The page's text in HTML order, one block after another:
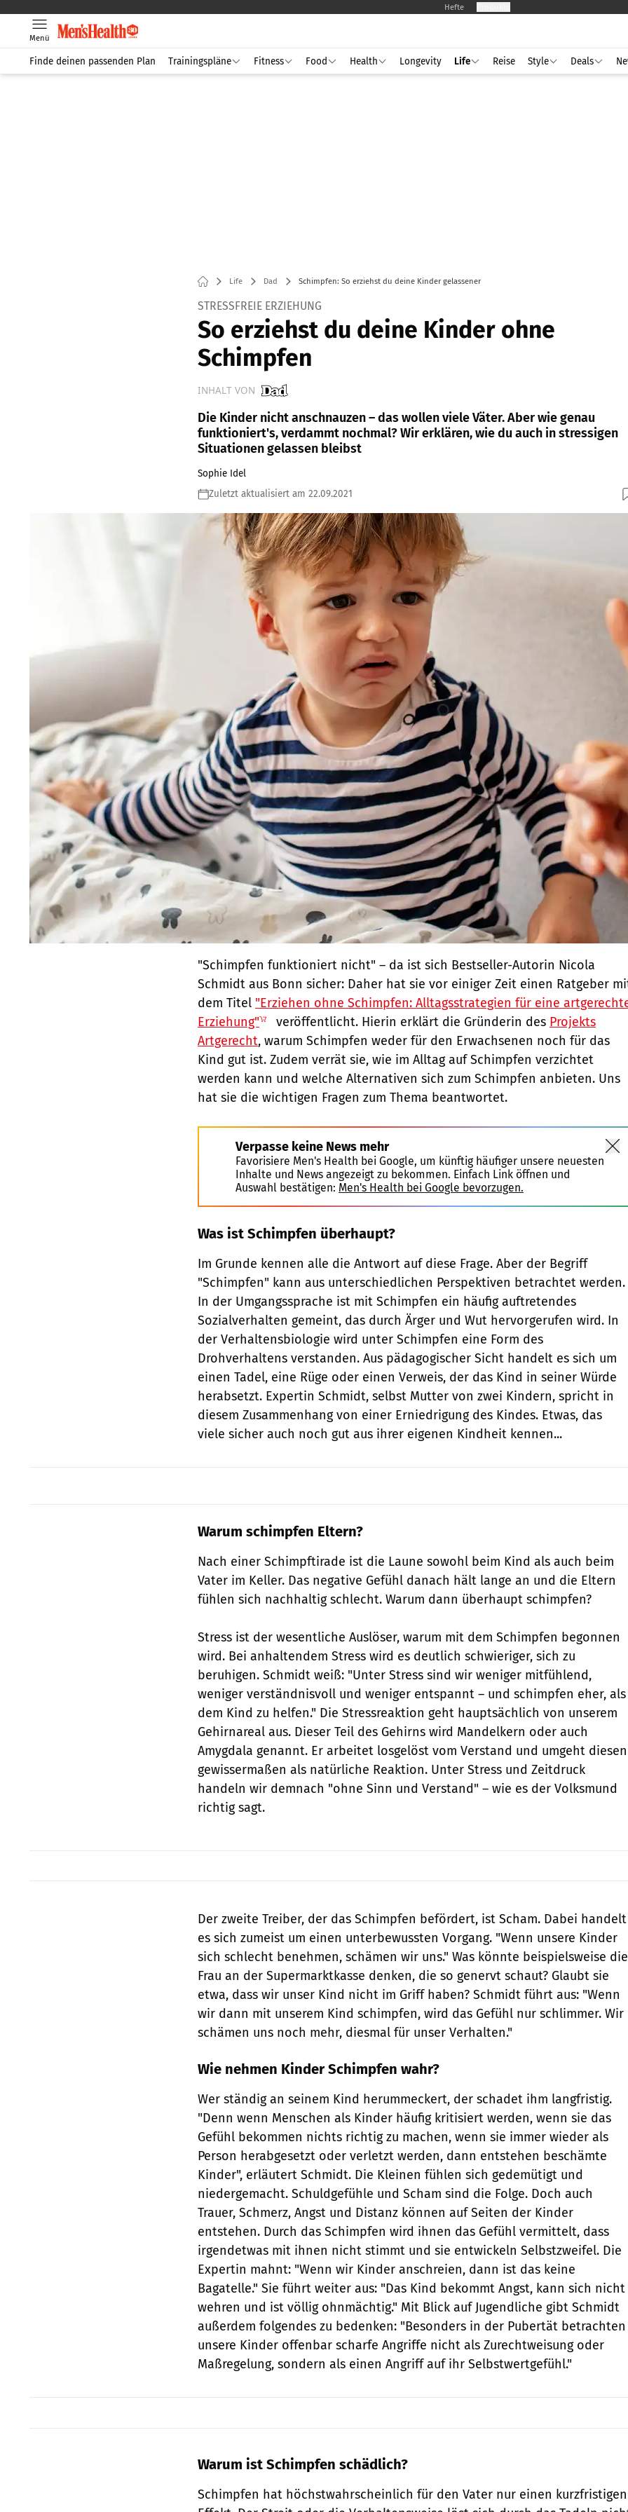
Hefte
Menü
Finde deinen passenden Plan Trainingspläne Fitness Food Health Longevity Life Reise Style Deals
Life Dad Schimpfen: So erziehst du deine Kinder gelassener
STRESSFREIE ERZIEHUNG
So erziehst du deine Kinder ohne
Schimpfen
INHALT VON
Die Kinder nicht anschnauzen – das wollen viele Väter. Aber wie genau
funktioniert's, verdammt nochmal? Wir erklären, wie du auch in stressigen
Situationen gelassen bleibst
Sophie Idel
Zuletzt aktualisiert am 22.09.2021
"Schimpfen funktioniert nicht" – da ist sich Bestseller-Autorin Nicola
Schmidt aus Bonn sicher: Daher hat sie vor einiger Zeit einen Ratgeber
dem Titel "Erziehen ohne Schimpfen: Alltagsstrategien für eine
Erziehung"
veröffentlicht. Hierin erklärt die Gründerin des Projekts
Artgerecht, warum Schimpfen weder für den Erwachsenen noch für das
Kind gut ist. Zudem verrät sie, wie im Alltag auf Schimpfen verzichtet
werden kann und welche Alternativen sich zum Schimpfen anbieten. Uns
hat sie die wichtigen Fragen zum Thema beantwortet.
Verpasse keine News mehr
Favorisiere Men's Health bei Google, um künftig häufiger unsere neuesten
Inhalte und News angezeigt zu bekommen. Einfach Link öffnen und
Auswahl bestätigen: Men's Health bei Google bevorzugen.
Was ist Schimpfen überhaupt?
Im Grunde kennen alle die Antwort auf diese Frage. Aber der Begriff
"Schimpfen" kann aus unterschiedlichen Perspektiven betrachtet werden.
In der Umgangssprache ist mit Schimpfen ein häufig auftretendes
Sozialverhalten gemeint, das durch Ärger und Wut hervorgerufen wird. In
der Verhaltensbiologie wird unter Schimpfen eine Form des
Drohverhaltens verstanden. Aus pädagogischer Sicht handelt es sich um
einen Tadel, eine Rüge oder einen Verweis, der das Kind in seiner Würde
herabsetzt. Expertin Schmidt, selbst Mutter von zwei Kindern, spricht in
diesem Zusammenhang von einer Erniedrigung des Kindes. Etwas, das
viele sicher auch noch gut aus ihrer eigenen Kindheit kennen...
Warum schimpfen Eltern?
Nach einer Schimpftirade ist die Laune sowohl beim Kind als auch beim
Vater im Keller. Das negative Gefühl danach hält lange an und die Eltern
fühlen sich nachhaltig schlecht. Warum dann überhaupt schimpfen?
Stress ist der wesentliche Auslöser, warum mit dem Schimpfen begonnen
wird. Bei anhaltendem Stress wird es deutlich schwieriger, sich zu
beruhigen. Schmidt weiß: "Unter Stress sind wir weniger mitfühlend,
weniger verständnisvoll und weniger entspannt – und schimpfen eher, als
dem Kind zu helfen." Die Stressreaktion geht hauptsächlich von unserem
Gehirnareal aus. Dieser Teil des Gehirns wird Mandelkern oder auch
Amygdala genannt. Er arbeitet losgelöst vom Verstand und umgeht diesen
gewissermaßen als natürliche Reaktion. Unter Stress und Zeitdruck
handeln wir demnach "ohne Sinn und Verstand" – wie es der Volksmund
richtig sagt.
Der zweite Treiber, der das Schimpfen befördert, ist Scham. Dabei handelt
es sich zumeist um einen unterbewussten Vorgang. "Wenn unsere Kinder
sich schlecht benehmen, schämen wir uns." Was könnte beispielsweise die
Frau an der Supermarktkasse denken, die so genervt schaut? Glaubt sie
etwa, dass wir unser Kind nicht im Griff haben? Schmidt führt aus: "Wenn
wir dann mit unserem Kind schimpfen, wird das Gefühl nur schlimmer. Wir
schämen uns noch mehr, diesmal für unser Verhalten."
Wie nehmen Kinder Schimpfen wahr?
Wer ständig an seinem Kind herummeckert, der schadet ihm langfristig.
"Denn wenn Menschen als Kinder häufig kritisiert werden, wenn sie das
Gefühl bekommen nichts richtig zu machen, wenn sie immer wieder als
Person herabgesetzt oder verletzt werden, dann entstehen beschämte
Kinder", erläutert Schmidt. Die Kleinen fühlen sich gedemütigt und
niedergemacht. Schuldgefühle und Scham sind die Folge. Doch auch
Trauer, Schmerz, Angst und Distanz können auf Seiten der Kinder
entstehen. Durch das Schimpfen wird ihnen das Gefühl vermittelt, dass
irgendetwas mit ihnen nicht stimmt und sie entwickeln Selbstzweifel. Die
Expertin mahnt: "Wenn wir Kinder anschreien, dann ist das keine
Bagatelle." Sie führt weiter aus: "Das Kind bekommt Angst, kann sich nicht
wehren und ist völlig ohnmächtig." Mit Blick auf Jugendliche gibt Schmidt
außerdem folgendes zu bedenken: "Besonders in der Pubertät betrachten
unsere Kinder offenbar scharfe Angriffe nicht als Zurechtweisung oder
Maßregelung, sondern als einen Angriff auf ihr Selbstwertgefühl."
Warum ist Schimpfen schädlich?
Schimpfen hat höchstwahrscheinlich für den Vater nur einen kurzfristigen